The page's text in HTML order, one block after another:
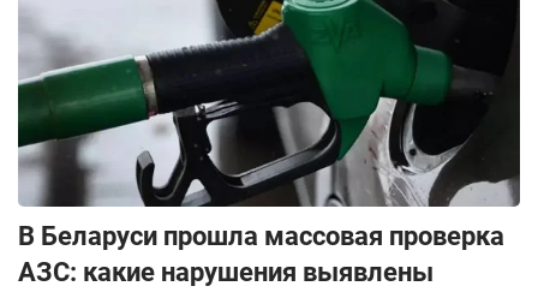
В Беларуси прошла массовая проверка
АЗС: какие нарушения выявлены